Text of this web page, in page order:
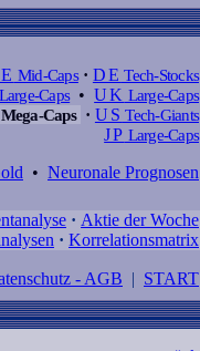
Mid-Caps · DE Tech-Stocks
Large-Caps•UK Large-Caps
Mega-Caps · US Tech-Giants
JP Large-Caps
• Neuronale Prognosen
· Aktie der Woche
· Korrelationsmatrix
- AGB | START